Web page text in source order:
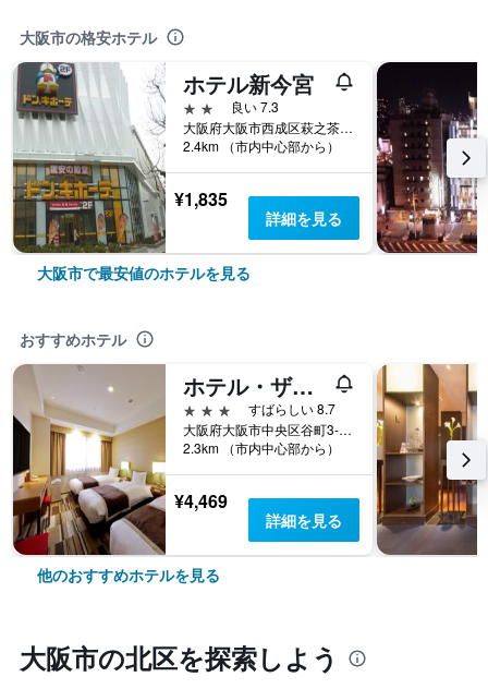
大阪市の格安ホテル
ホテル新今宮
2つ星
良い 7.3
大阪府大阪市西成区萩之茶屋1-2-20
2.4km （市内中心部から）
¥1,835
詳細を見る
大阪市で最安値のホテルを見る
おすすめホテル
ホテル・ザ・ルーテル
3つ星
すばらしい 8.7
大阪府大阪市中央区谷町3-1-6
2.3km （市内中心部から）
¥4,469
詳細を見る
他のおすすめホテルを見る
大阪市​の北区​を探索しよう